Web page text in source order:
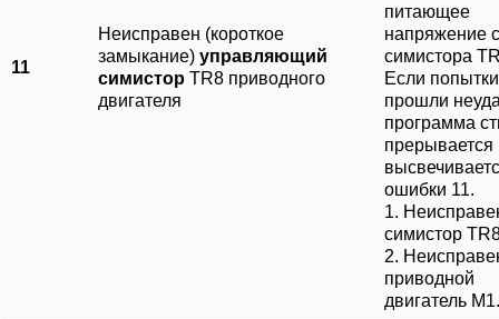
11
Неисправен (короткое
замыкание) управляющий
симистор ТR8 приводного
двигателя
питающее
напряжение с
симистора
Если попытки
прошли
программа
прерывается
ошибки 11.
1.
симистор
2.
приводной
двигатель М1.